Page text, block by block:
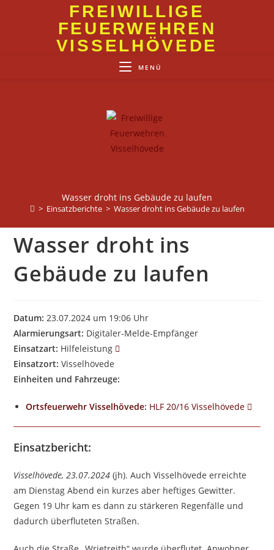
FREIWILLIGE
FEUERWEHREN
VISSELHÖVEDE
MENÜ
Wasser droht ins Gebäude zu laufen
> Einsatzberichte > Wasser droht ins Gebäude zu laufen
Wasser droht ins
Gebäude zu laufen
Datum: 23.07.2024 um 19:06 Uhr
Alarmierungsart: Digitaler-Melde-Empfänger
Einsatzart: Hilfeleistung
Einsatzort: Visselhövede
Einheiten und Fahrzeuge:
Ortsfeuerwehr Visselhövede: HLF 20/16 Visselhövede
Einsatzbericht:
Visselhövede, 23.07.2024 (jh). Auch Visselhövede erreichte
am Dienstag Abend ein kurzes aber heftiges Gewitter.
Gegen 19 Uhr kam es dann zu stärkeren Regenfälle und
dadurch überfluteten Straßen.